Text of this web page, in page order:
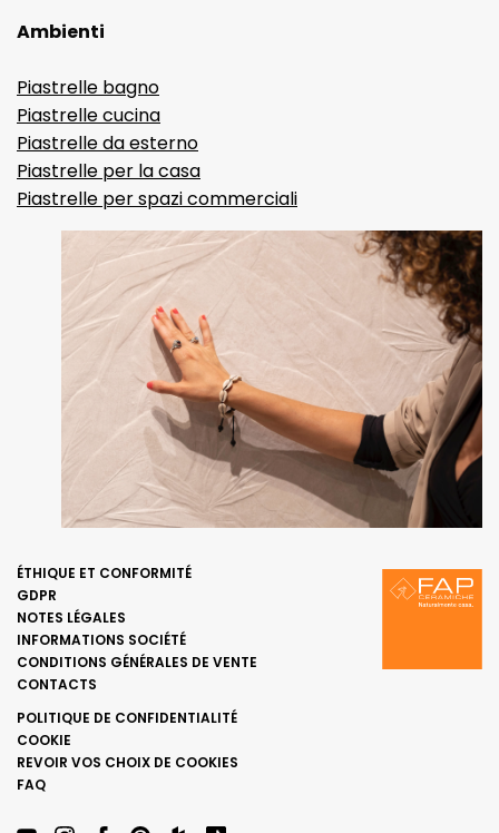
Ambienti
Piastrelle bagno
Piastrelle cucina
Piastrelle da esterno
Piastrelle per la casa
Piastrelle per spazi commerciali
ÉTHIQUE ET CONFORMITÉ
GDPR
NOTES LÉGALES
INFORMATIONS SOCIÉTÉ
CONDITIONS GÉNÉRALES DE VENTE
CONTACTS
POLITIQUE DE CONFIDENTIALITÉ
COOKIE
REVOIR VOS CHOIX DE COOKIES
FAQ